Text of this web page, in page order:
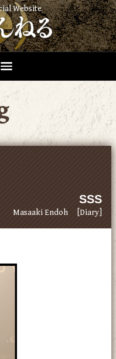
Website
SSS
Masaaki Endoh [Diary]